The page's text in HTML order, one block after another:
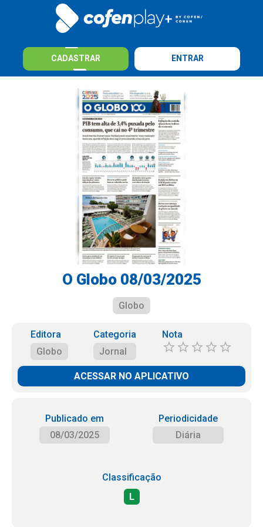
CADASTRAR ENTRAR
O Globo 08/03/2025
Globo
Editora
Globo
Categoria
Jornal
Nota
ACESSAR NO APLICATIVO
Publicado em
08/03/2025
Periodicidade
Diária
Classificação
L